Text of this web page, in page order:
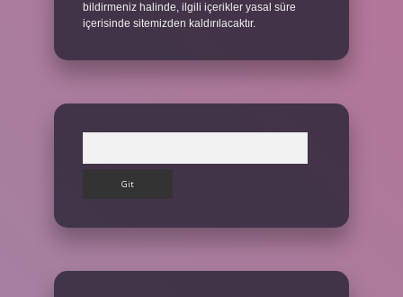
bildirmeniz halinde, ilgili içerikler yasal süre
içerisinde sitemizden kaldırılacaktır.